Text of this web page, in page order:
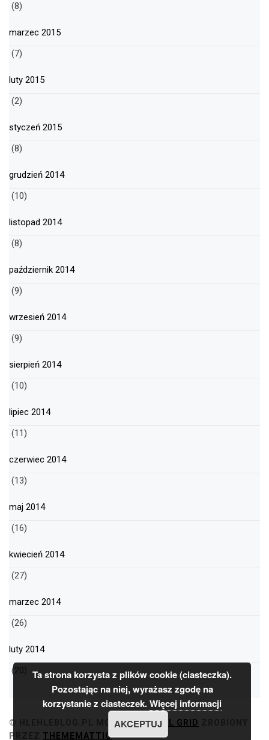
(8)
marzec 2015
(7)
luty 2015
(2)
styczeń 2015
(8)
grudzień 2014
(10)
listopad 2014
(8)
październik 2014
(9)
wrzesień 2014
(9)
sierpień 2014
(10)
lipiec 2014
(11)
czerwiec 2014
(13)
maj 2014
(16)
kwiecień 2014
(27)
marzec 2014
(26)
luty 2014
(20)
© HLEHLEBLOG.PL MOTYWMINIMAL GRID
PRZEZ THEMEMATTIC
Ta strona korzysta z plików cookie (ciasteczka).
Pozostając na niej, wyrażasz zgodę na
korzystanie z ciasteczek.Więcej informacji
AKCEPTUJ